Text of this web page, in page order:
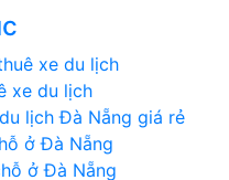
xe du lịch
xe du lịch
lịch Đà Nẵng giá rẻ
ở Đà Nẵng
ở Đà Nẵng